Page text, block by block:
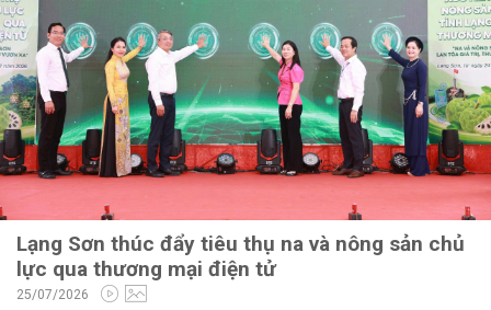
Lạng Sơn thúc đẩy tiêu thụ na và nông sản chủ
lực qua thương mại điện tử
25/07/2026